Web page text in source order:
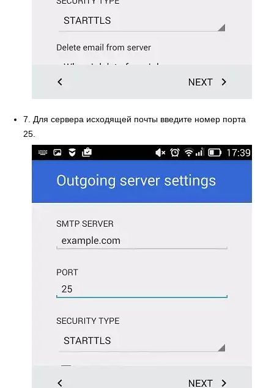
7. Для сервера исходящей почты введите номер порта
25.